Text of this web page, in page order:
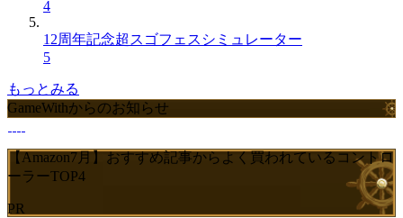
4
12周年記念超スゴフェスシミュレーター
5
もっとみる
GameWithからのお知らせ
【Amazon7月】おすすめ記事からよく買われているコントロ
ーラーTOP4
PR